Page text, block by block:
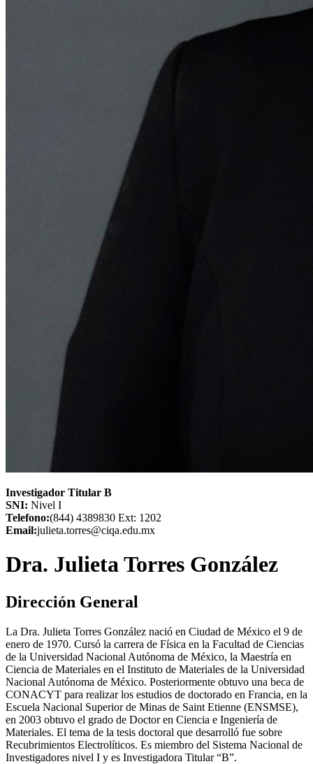
Investigador Titular B
SNI: Nivel I
Telefono:(844) 4389830 Ext: 1202
Email:julieta.torres@ciqa.edu.mx
Dra. Julieta Torres González
Dirección General
La Dra. Julieta Torres González nació en Ciudad de México el 9 de
enero de 1970. Cursó la carrera de Física en la Facultad de Ciencias
de la Universidad Nacional Autónoma de México, la Maestría en
Ciencia de Materiales en el Instituto de Materiales de la Universidad
Nacional Autónoma de México. Posteriormente obtuvo una beca de
CONACYT para realizar los estudios de doctorado en Francia, en la
Escuela Nacional Superior de Minas de Saint Etienne (ENSMSE),
en 2003 obtuvo el grado de Doctor en Ciencia e Ingeniería de
Materiales. El tema de la tesis doctoral que desarrolló fue sobre
Recubrimientos Electrolíticos. Es miembro del Sistema Nacional de
Investigadores nivel I y es Investigadora Titular “B”.